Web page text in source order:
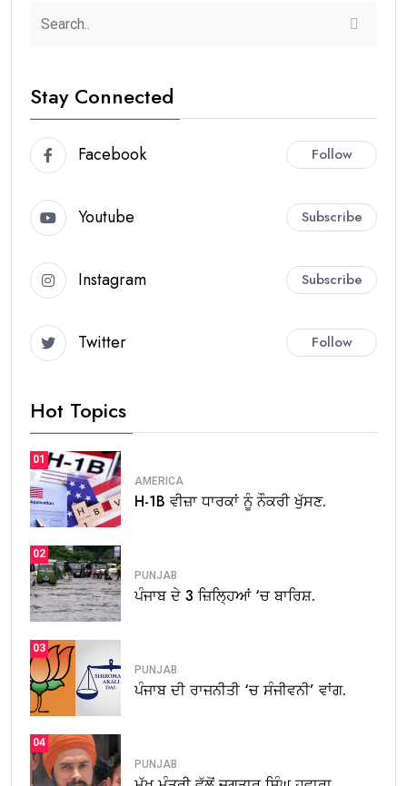
Stay Connected
Facebook Follow
Youtube Subscribe
Instagram Subscribe
Twitter Follow
Hot Topics
01
AMERICA
H-1B ਵੀਜ਼ਾ ਧਾਰਕਾਂ ਨੂੰ ਨੌਕਰੀ ਖੁੱਸਣ.
02
PUNJAB
ਪੰਜਾਬ ਦੇ 3 ਜ਼ਿਲ੍ਹਿਆਂ ‘ਚ ਬਾਰਿਸ਼.
03
PUNJAB
ਪੰਜਾਬ ਦੀ ਰਾਜਨੀਤੀ ‘ਚ ਸੰਜੀਵਨੀ’ ਵਾਂਗ.
04
PUNJAB